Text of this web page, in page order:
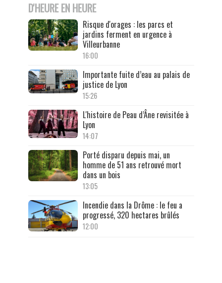
D'HEURE EN HEURE
Risque d'orages : les parcs et
jardins ferment en urgence à
Villeurbanne
16:00
Importante fuite d’eau au palais de
justice de Lyon
15:26
L'histoire de Peau d’Âne revisitée à
Lyon
14:07
Porté disparu depuis mai, un
homme de 51 ans retrouvé mort
dans un bois
13:05
Incendie dans la Drôme : le feu a
progressé, 320 hectares brûlés
12:00